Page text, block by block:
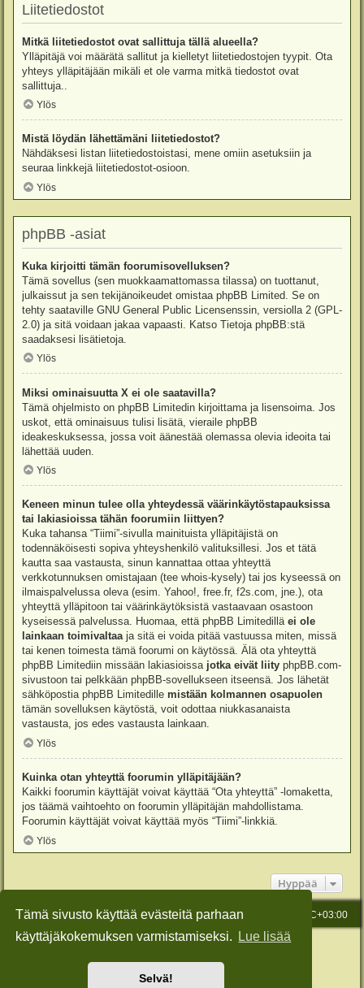
Tämä sivusto käyttää evästeitä parhaan
käyttäjäkokemuksen varmistamiseksi.
Lue lisää
Selvä!
Liitetiedostot
Mitkä liitetiedostot ovat sallittuja tällä alueella?
Ylläpitäjä voi määrätä sallitut ja kielletyt liitetiedostojen tyypit. Ota
yhteys ylläpitäjään mikäli et ole varma mitkä tiedostot ovat
sallittuja..
Ylös
Mistä löydän lähettämäni liitetiedostot?
Nähdäksesi listan liitetiedostoistasi, mene omiin asetuksiin ja
seuraa linkkejä liitetiedostot-osioon.
Ylös
phpBB -asiat
Kuka kirjoitti tämän foorumisovelluksen?
Tämä sovellus (sen muokkaamattomassa tilassa) on tuottanut,
julkaissut ja sen tekijänoikeudet omistaa phpBB Limited . Se on
tehty saataville GNU General Public Licensenssin, versiolla 2 (GPL-
2.0) ja sitä voidaan jakaa vapaasti. Katso Tietoja phpBB:stä
saadaksesi lisätietoja.
Ylös
Miksi ominaisuutta X ei ole saatavilla?
Tämä ohjelmisto on phpBB Limitedin kirjoittama ja lisensoima. Jos
uskot, että ominaisuus tulisi lisätä, vieraile phpBB
ideakeskuksessa , jossa voit äänestää olemassa olevia ideoita tai
lähettää uuden.
Ylös
Keneen minun tulee olla yhteydessä väärinkäytöstapauksissa
tai lakiasioissa tähän foorumiin liittyen?
Kuka tahansa “Tiimi”-sivulla mainituista ylläpitäjistä on
todennäköisesti sopiva yhteyshenkilö valituksillesi. Jos et tätä
kautta saa vastausta, sinun kannattaa ottaa yhteyttä
verkkotunnuksen omistajaan (tee whois-kysely) tai jos kyseessä on
ilmaispalvelussa oleva (esim. Yahoo!, free.fr, f2s.com, jne.), ota
yhteyttä ylläpitoon tai väärinkäytöksistä vastaavaan osastoon
kyseisessä palvelussa. Huomaa, että phpBB Limitedillä ei ole
lainkaan toimivaltaaja sitä ei voida pitää vastuussa miten, missä
tai kenen toimesta tämä foorumi on käytössä. Älä ota yhteyttä
phpBB Limitediin missään lakiasioissa jotka eivät liity phpBB.com-
sivustoon tai pelkkään phpBB-sovellukseen itseensä. Jos lähetät
sähköpostia phpBB Limitedille mistään kolmannen osapuolen
tämän sovelluksen käytöstä, voit odottaa niukkasanaista
vastausta, jos edes vastausta lainkaan.
Ylös
Kuinka otan yhteyttä foorumin ylläpitäjään?
Kaikki foorumin käyttäjät voivat käyttää “Ota yhteyttä” -lomaketta,
jos täämä vaihtoehto on foorumin ylläpitäjän mahdollistama.
Foorumin käyttäjät voivat käyttää myös “Tiimi”-linkkiä.
Ylös
Hyppää
Etusivu Kaikki ajat ovat UTC+03:00
Viesti Ylläpidolle
Keskustelufoorumin ohjelmistophpBB® Forum Software © phpBB Limited